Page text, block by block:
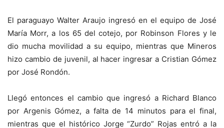
El paraguayo Walter Araujo ingresó en el equipo de José
María Morr, a los 65 del cotejo, por Robinson Flores y le
dio mucha movilidad a su equipo, mientras que Mineros
hizo cambio de juvenil, al hacer ingresar a Cristian Gómez
por José Rondón.
Llegó entonces el cambio que ingresó a Richard Blanco
por Argenis Gómez, a falta de 14 minutos para el final,
mientras que el histórico Jorge “Zurdo” Rojas entró a la